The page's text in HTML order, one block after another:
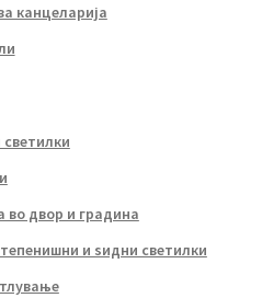
канцеларија
во двор и градина
и ѕидни светилки